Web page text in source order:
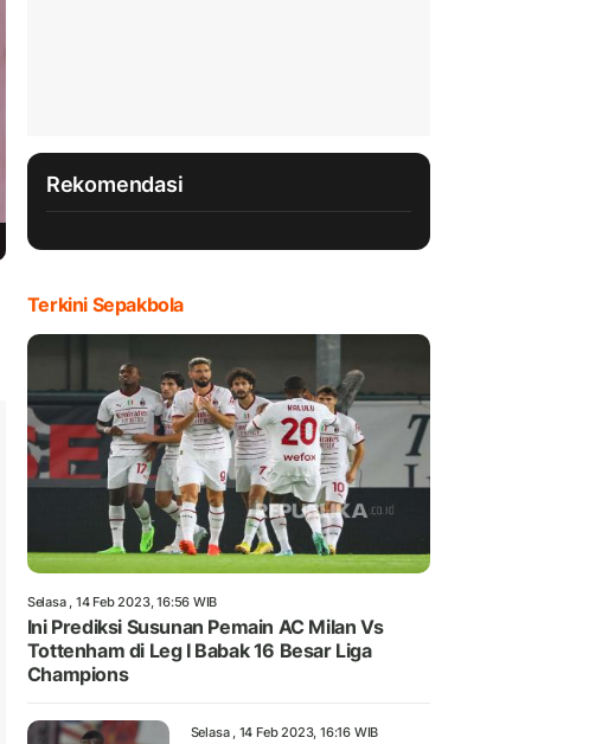
Rekomendasi
Terkini Sepakbola
Selasa , 14 Feb 2023, 16:56 WIB
Ini Prediksi Susunan Pemain AC Milan Vs
Tottenham di Leg I Babak 16 Besar Liga
Champions
Selasa , 14 Feb 2023, 16:16 WIB